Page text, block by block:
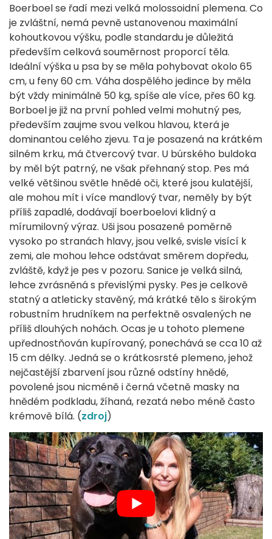
Boerboel se řadí mezi velká molossoidní plemena. Co
je zvláštní, nemá pevně ustanovenou maximální
kohoutkovou výšku, podle standardu je důležitá
především celková souměrnost proporcí těla.
Ideální výška u psa by se měla pohybovat okolo 65
cm, u feny 60 cm. Váha dospělého jedince by měla
být vždy minimálně 50 kg, spíše ale více, přes 60 kg.
Borboel je již na první pohled velmi mohutný pes,
především zaujme svou velkou hlavou, která je
dominantou celého zjevu. Ta je posazená na krátkém
silném krku, má čtvercový tvar. U búrského buldoka
by měl být patrný, ne však přehnaný stop. Pes má
velké většinou světle hnědé oči, které jsou kulatější,
ale mohou mít i více mandlový tvar, neměly by být
příliš zapadlé, dodávají boerboelovi klidný a
mírumilovný výraz. Uši jsou posazené poměrně
vysoko po stranách hlavy, jsou velké, svisle visící k
zemi, ale mohou lehce odstávat směrem dopředu,
zvláště, když je pes v pozoru. Sanice je velká silná,
lehce zvrásněná s převislými pysky. Pes je celkově
statný a atleticky stavěný, má krátké tělo s širokým
robustním hrudníkem na perfektně osvalených ne
příliš dlouhých nohách. Ocas je u tohoto plemene
upřednostňován kupírovaný, ponechává se cca 10 až
15 cm délky. Jedná se o krátkosrsté plemeno, jehož
nejčastější zbarvení jsou různé odstíny hnědé,
povolené jsou nicméně i černá včetně masky na
hnědém podkladu, žíhaná, rezatá nebo méně často
krémově bílá. (zdroj)